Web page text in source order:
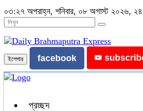
০৩:২৭ অপরাহ্ন, শনিবার, ০৮ অগাস্ট ২০২৬, ২৪
ইপেপার facebook
প্রচ্ছদ